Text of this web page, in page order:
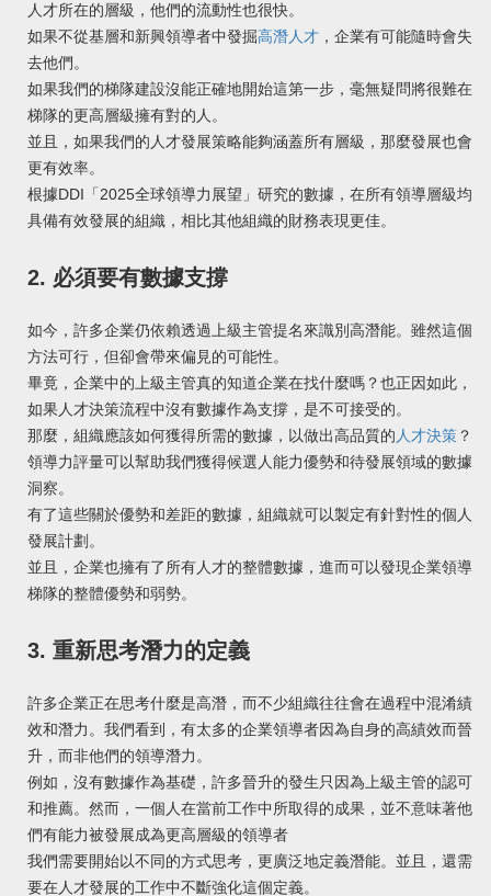
人才所在的層級，他們的流動性也很快。
如果不從基層和新興領導者中發掘高潛人才 ，企業有可能隨時會失
去他們。
如果我們的梯隊建設沒能正確地開始這第一步，毫無疑問將很難在
梯隊的更高層級擁有對的人。
並且，如果我們的人才發展策略能夠涵蓋所有層級，那麼發展也會
更有效率。
根據DDI「2025全球領導力展望」研究的數據，在所有領導層級均
具備有效發展的組織，相比其他組織的財務表現更佳。
2. 必須要有數據支撐
如今，許多企業仍依賴透過上級主管提名來識別高潛能。雖然這個
方法可行，但卻會帶來偏見的可能性。
畢竟，企業中的上級主管真的知道企業在找什麼嗎？也正因如此，
如果人才決策流程中沒有數據作為支撐，是不可接受的。
那麼，組織應該如何獲得所需的數據，以做出高品質的 人才決策 ？
領導力評量可以幫助我們獲得候選人能力優勢和待發展領域的數據
洞察。
有了這些關於優勢和差距的數據，組織就可以製定有針對性的個人
發展計劃。
並且，企業也擁有了所有人才的整體數據，進而可以發現企業領導
梯隊的整體優勢和弱勢。
3. 重新思考潛力的定義
許多企業正在思考什麼是高潛，而不少組織往往會在過程中混淆績
效和潛力。我們看到，有太多的企業領導者因為自身的高績效而晉
升，而非他們的領導潛力。
例如，沒有數據作為基礎，許多晉升的發生只因為上級主管的認可
和推薦。然而，一個人在當前工作中所取得的成果，並不意味著他
們有能力被發展成為更高層級的領導者
我們需要開始以不同的方式思考，更廣泛地定義潛能。並且，還需
要在人才發展的工作中不斷強化這個定義。